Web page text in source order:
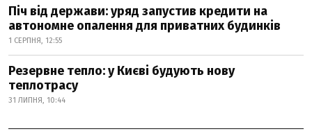
Піч від держави: уряд запустив кредити на
автономне опалення для приватних будинків
1 СЕРПНЯ, 12:55
Резервне тепло: у Києві будують нову
теплотрасу
31 ЛИПНЯ, 10:44